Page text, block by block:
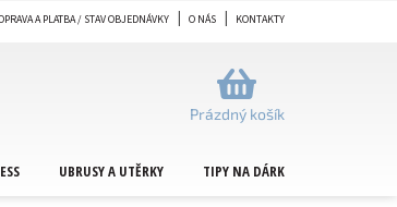
A PLATBA / STAV OBJEDNÁVKY O NÁS KONTAKTY
NÁKUPNÍ
KOŠÍK
Prázdný košík
UBRUSY A UTĚRKY TIPY NA DÁRKY